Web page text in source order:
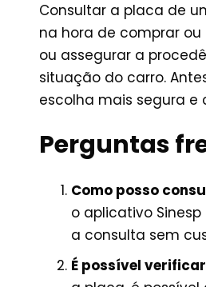
Consultar a placa de
na hora de comprar
ou assegurar a
situação do carro.
escolha mais segura e
Perguntas
Como posso
o aplicativo
a consulta sem
É possível